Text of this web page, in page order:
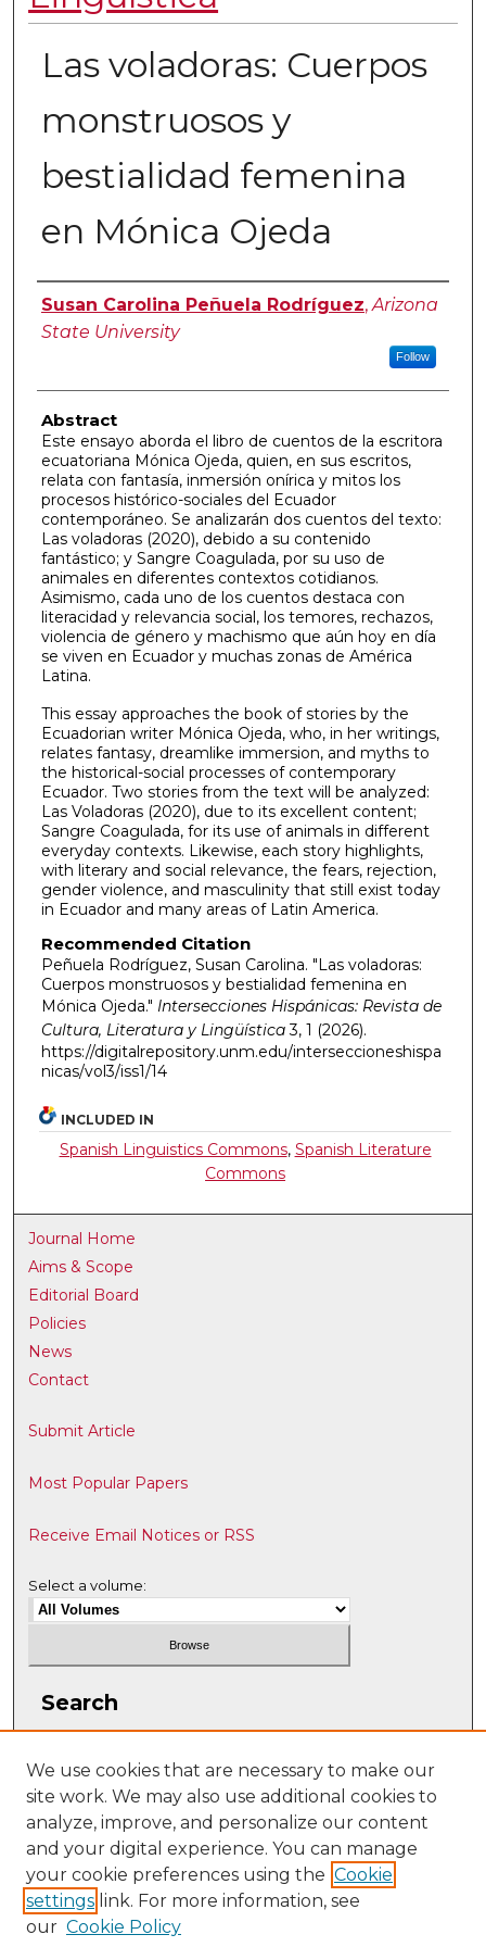
Las voladoras: Cuerpos
monstruosos y
bestialidad femenina
en Mónica Ojeda
Authors
Susan Carolina Peñuela Rodríguez,Arizona
State University
Follow
Abstract
Este ensayo aborda el libro de cuentos de la escritora
ecuatoriana Mónica Ojeda, quien, en sus escritos,
relata con fantasía, inmersión onírica y mitos los
procesos histórico-sociales del Ecuador
contemporáneo. Se analizarán dos cuentos del texto:
Las voladoras (2020), debido a su contenido
fantástico; y Sangre Coagulada, por su uso de
animales en diferentes contextos cotidianos.
Asimismo, cada uno de los cuentos destaca con
literacidad y relevancia social, los temores, rechazos,
violencia de género y machismo que aún hoy en día
se viven en Ecuador y muchas zonas de América
Latina.
This essay approaches the book of stories by the
Ecuadorian writer Mónica Ojeda, who, in her writings,
relates fantasy, dreamlike immersion, and myths to
the historical-social processes of contemporary
Ecuador. Two stories from the text will be analyzed:
Las Voladoras (2020), due to its excellent content;
Sangre Coagulada, for its use of animals in different
everyday contexts. Likewise, each story highlights,
with literary and social relevance, the fears, rejection,
gender violence, and masculinity that still exist today
in Ecuador and many areas of Latin America.
Recommended Citation
Peñuela Rodríguez, Susan Carolina. "Las voladoras:
Cuerpos monstruosos y bestialidad femenina en
Mónica Ojeda." Intersecciones Hispánicas: Revista de
Cultura, Literatura y Lingüística3, 1 (2026).
https://digitalrepository.unm.edu/interseccioneshispa
nicas/vol3/iss1/14
INCLUDED IN
Spanish Linguistics Commons, Spanish Literature
Commons
Journal Home
Aims & Scope
Editorial Board
Policies
News
Contact
Submit Article
Most Popular Papers
Receive Email Notices or RSS
Select a volume:
Search
Select context to search:
Advanced Search
We use cookies that are necessary to make our
site work. We may also use additional cookies to
analyze, improve, and personalize our content
and your digital experience. You can manage
your cookie preferences using the Cookie
settings link. For more information, see
our Cookie Policy